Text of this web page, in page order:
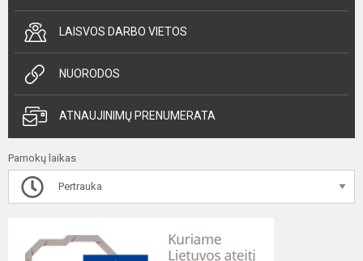
LAISVOS DARBO VIETOS
NUORODOS
ATNAUJINIMŲ PRENUMERATA
Pamokų laikas
Pertrauka